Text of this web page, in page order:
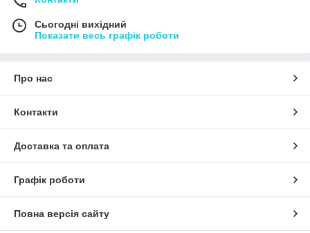
Сьогодні вихідний
Показати весь графік роботи
Про нас
Контакти
Доставка та оплата
Графік роботи
Повна версія сайту